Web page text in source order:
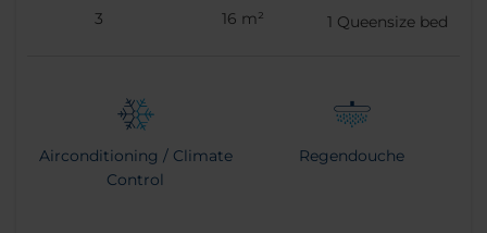
3 16 m² 1 Queensize bed
Airconditioning / Climate
Control
Regendouche